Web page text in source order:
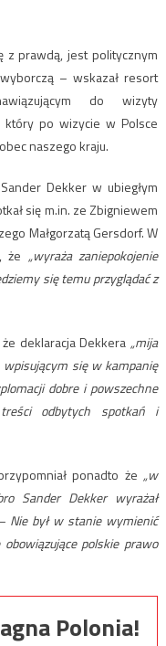
z prawdą, jest politycznym
– wskazał resort
do wizyty
który po wizycie w Polsce
naszego kraju.
Dekker w ubiegłym
się m.in. ze Zbigniewem
Małgorzatą Gersdorf. W
że „wyraża zaniepokojenie
się temu przyglądać z
deklaracja Dekkera „mija
się w kampanię
dobre i powszechne
odbytych spotkań i
ponadto że „w
Sander Dekker wyrażał
Nie był w stanie wymienić
polskie prawo
Polonia!